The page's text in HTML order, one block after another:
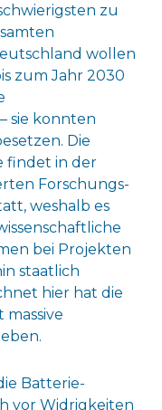
zu
wollen
zum Jahr 2030
sie konnten
Die
findet in der
Forschungs-
weshalb es
bei Projekten
staatlich
hier hat die
Batterie-
vor Widrigkeiten